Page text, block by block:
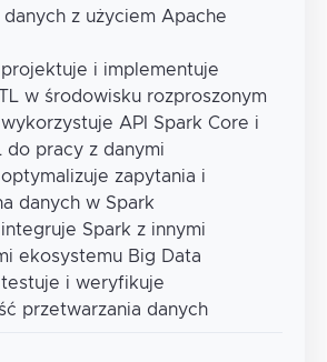
z użyciem Apache
i implementuje
w środowisku rozproszonym
API Spark Core i
do pracy z danymi
zapytania i
danych w Spark
Spark z innymi
ekosystemu Big Data
i weryfikuje
przetwarzania danych